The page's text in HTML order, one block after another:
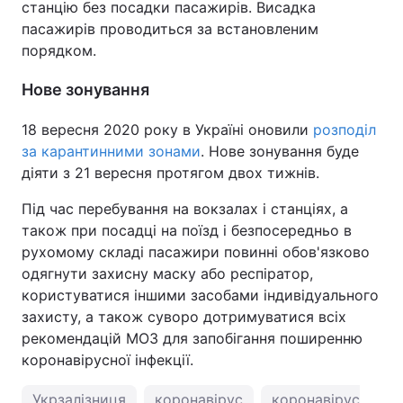
станцію без посадки пасажирів. Висадка
пасажирів проводиться за встановленим
порядком.
Нове зонування
18 вересня 2020 року в Україні оновили розподіл
за карантинними зонами. Нове зонування буде
діяти з 21 вересня протягом двох тижнів.
Під час перебування на вокзалах і станціях, а
також при посадці на поїзд і безпосередньо в
рухомому складі пасажири повинні обов'язково
одягнути захисну маску або респіратор,
користуватися іншими засобами індивідуального
захисту, а також суворо дотримуватися всіх
рекомендацій МОЗ для запобігання поширенню
коронавірусної інфекції.
Укрзалізниця коронавірус коронавірус в